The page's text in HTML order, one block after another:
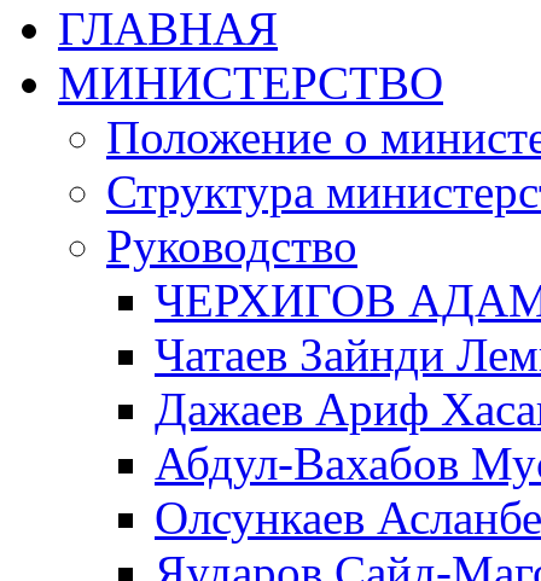
ГЛАВНАЯ
МИНИСТЕРСТВО
Положение о
Структура
Руководство
ЧЕРХИГОВ
Чатаев Зайнди
Дажаев Ариф
Абдул-Вахабов
Олсункаев